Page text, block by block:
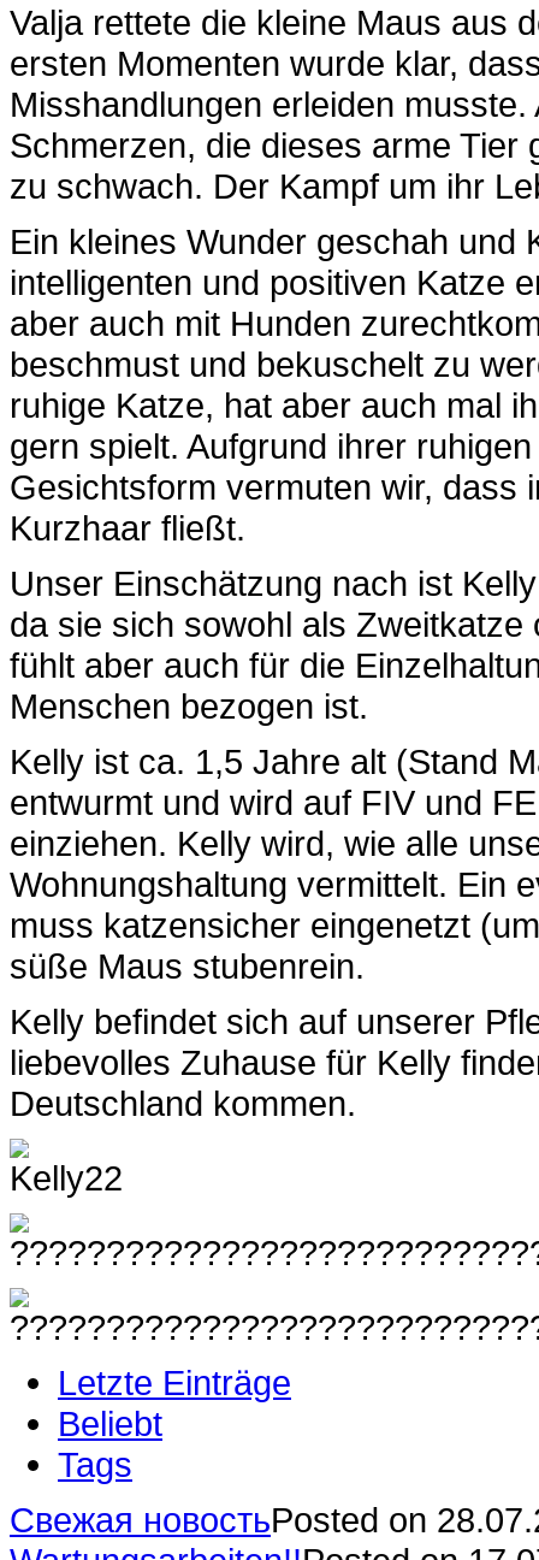
Valja rettete die kleine Maus aus
ersten Momenten wurde klar,
Misshandlungen erleiden
Schmerzen, die dieses arme
zu schwach. Der Kampf um ihr
Ein kleines Wunder geschah und
intelligenten und positiven Katze
aber auch mit Hunden
beschmust und bekuschelt zu
ruhige Katze, hat aber auch mal
gern spielt. Aufgrund ihrer
Gesichtsform vermuten wir, dass
Kurzhaar fließt.
Unser Einschätzung nach ist
da sie sich sowohl als
fühlt aber auch für die
Menschen bezogen ist.
Kelly ist ca. 1,5 Jahre alt (Stand
entwurmt und wird auf FIV und
einziehen. Kelly wird, wie alle
Wohnungshaltung vermittelt. Ein
muss katzensicher eingenetzt
süße Maus stubenrein.
Kelly befindet sich auf unserer
liebevolles Zuhause für Kelly
Deutschland kommen.
Letzte Einträge
Beliebt
Tags
Свежая новостьPosted on